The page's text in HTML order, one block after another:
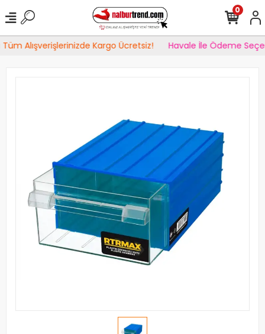
Alışverişlerinizde Kargo Ücretsiz! Havale İle Ödeme
0